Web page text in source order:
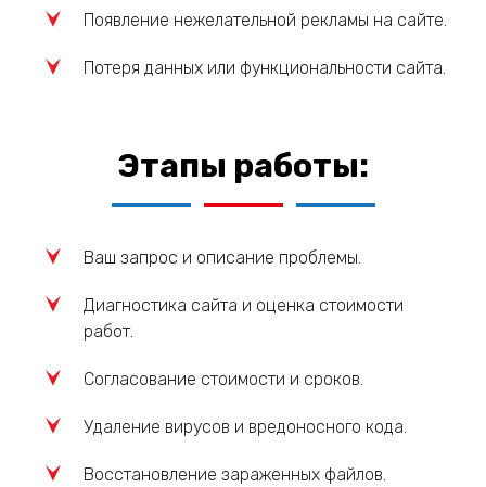
Появление нежелательной рекламы на сайте.
Потеря данных или функциональности сайта.
Этапы работы:
Ваш запрос и описание проблемы.
Диагностика сайта и оценка стоимости
работ.
Согласование стоимости и сроков.
Удаление вирусов и вредоносного кода.
Восстановление зараженных файлов.